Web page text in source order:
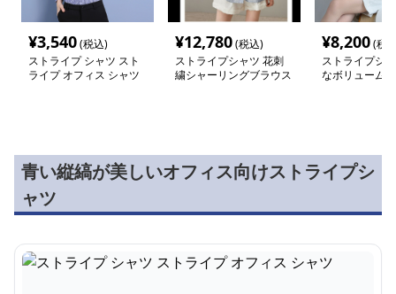
¥3,540(税込)
ストライプ シャツ スト
ライプ オフィス シャツ
¥12,780(税込)
ストライプシャツ 花刺
繍シャーリングブラウス
¥8,200(税
ストライプシ
なボリューム
青い縦縞が美しいオフィス向けストライプシ
ャツ